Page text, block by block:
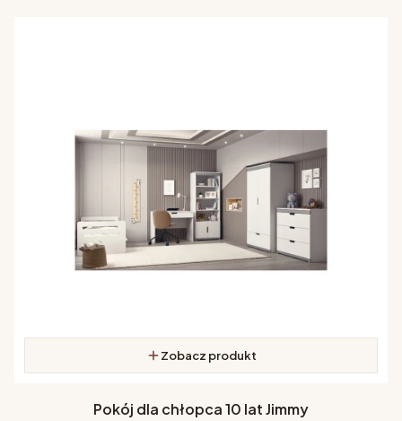
Zobacz produkt
Pokój dla chłopca 10 lat Jimmy